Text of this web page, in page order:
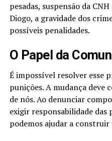
pesadas, suspensão da
Diogo, a gravidade dos
possíveis penalidades.
O Papel da
É impossível resolver esse
punições. A mudança deve
de nós. Ao denunciar
exigir responsabilidade
podemos ajudar a